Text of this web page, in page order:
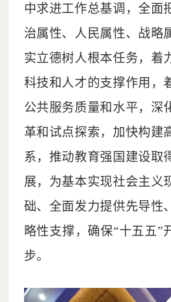
中求进工作总基调，全面
治属性、人民属性、战略
实立德树人根本任务，着
科技和人才的支撑作用，
公共服务质量和水平，深
革和试点探索，加快构建
系，推动教育强国建设取
展，为基本实现社会主义
础、全面发力提供先导性
略性支撑，确保“十五五”
步。